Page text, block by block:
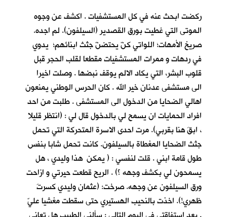
ركضت ابحث عنه في كل المستشفيات . اكشف عن وجوه
الموتى التي غطيت بورق القصدير (السيلفون). لم اجده.
صريخ الأمهات؛ اللواتي كنّ يحتضنّ جثث ابنائهم؛ يدوي
في ردهات و ممرات المستشفيات مقطعا لقلب الحجر قبل
قلوب البشر، التي يكاد الالم يوقف نبضها . وصلت اخيرا
الى مستشفى عدنان خير الله . كان الحرس الوطني يمنعون
اهالي الضحايا من الدخول الى المستشفى . طلبت من احد
افراد الحمايات ان يسمح لي بالدخول قال لي : (انتظر قليلا
، ابقَ هنا بقربي). مرت احدى الاسرة المتحركة التي تحمل
جثث الضحايا المغطاة بالسيلفون. كانت تحمل شابا بنفس
طول قامة ابني . قلت لنفسي : ( يمكن هذا وليدي ، هل
يسمحون لي بكشف وجهه ؟) . الريح قطعت حيرتي و ازاحت
ورق السيلفون عن وجهه. صرخت: (عثمان وليدي كسرتَ
ظهري!). اخذت بالنحيب الهستيري حتى سقطت مغشيا عليّ